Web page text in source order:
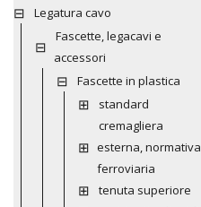
Legatura cavo
Fascette, legacavi e
accessori
Fascette in plastica
standard
cremagliera
esterna, normativa
ferroviaria
tenuta superiore